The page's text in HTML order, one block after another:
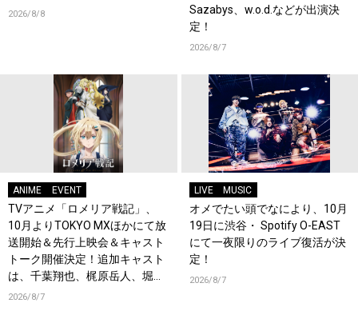
2026/8/8
Sazabys、w.o.d.などが出演決
定！
2026/8/7
ANIME EVENT
TVアニメ「ロメリア戦記」、
10月よりTOKYO MXほかにて放
送開始＆先行上映会＆キャスト
トーク開催決定！追加キャスト
は、千葉翔也、梶原岳人、堀江
瞬、綿貫竜之介！PV第1弾公
2026/8/7
LIVE MUSIC
オメでたい頭でなにより、10月
19日に渋谷・ Spotify O-EAST
にて一夜限りのライブ復活が決
定！
2026/8/7